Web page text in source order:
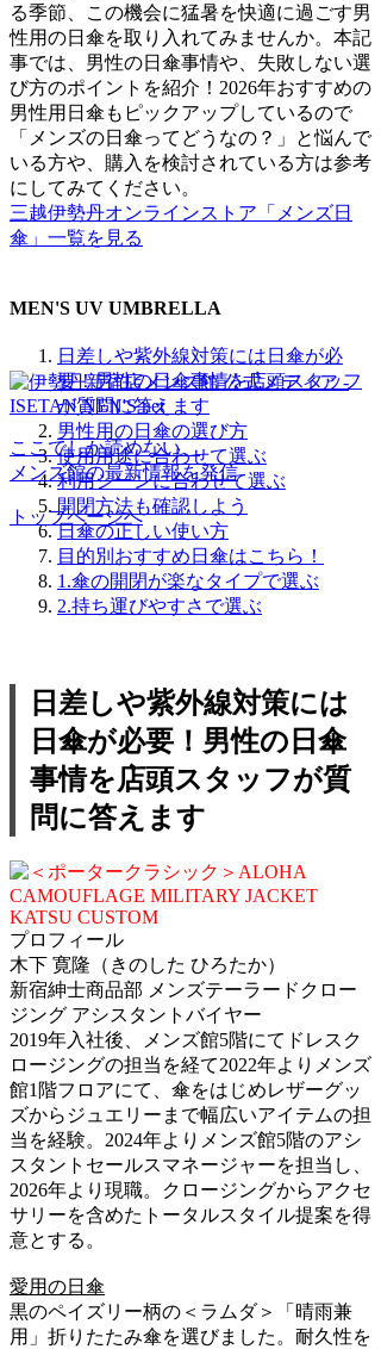
る季節、この機会に猛暑を快適に過ごす男
性用の日傘を取り入れてみませんか。本記
事では、男性の日傘事情や、失敗しない選
び方のポイントを紹介！2026年おすすめの
男性用日傘もピックアップしているので
「メンズの日傘ってどうなの？」と悩んで
いる方や、購入を検討されている方は参考
にしてみてください。
三越伊勢丹オンラインストア「メンズ日
傘」一覧を見る
MEN'S UV UMBRELLA
日差しや紫外線対策には日傘が必
要！男性の日傘事情を店頭スタッフ
が質問に答えます
男性用の日傘の選び方
使用用途に合わせて選ぶ
利用シーンに合わせて選ぶ
開閉方法も確認しよう
日傘の正しい使い方
目的別おすすめ日傘はこちら！
1.傘の開閉が楽なタイプで選ぶ
2.持ち運びやすさで選ぶ
日差しや紫外線対策には
日傘が必要！男性の日傘
事情を店頭スタッフが質
問に答えます
プロフィール
木下 寛隆（きのした ひろたか）
新宿紳士商品部 メンズテーラードクロー
ジング アシスタントバイヤー
2019年入社後、メンズ館5階にてドレスク
ロージングの担当を経て2022年よりメンズ
館1階フロアにて、傘をはじめレザーグッ
ズからジュエリーまで幅広いアイテムの担
当を経験。2024年よりメンズ館5階のアシ
スタントセールスマネージャーを担当し、
2026年より現職。クロージングからアクセ
サリーを含めたトータルスタイル提案を得
意とする。
愛用の日傘
黒のペイズリー柄の＜ラムダ＞「晴雨兼
用」折りたたみ傘を選びました。耐久性を
ここでしか読めない、
メンズ館の最新情報を発信
トップページへ